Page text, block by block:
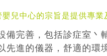
兒中心的宗旨是提供專業
備完善，包括診症室丶
先進的儀器，舒適的環